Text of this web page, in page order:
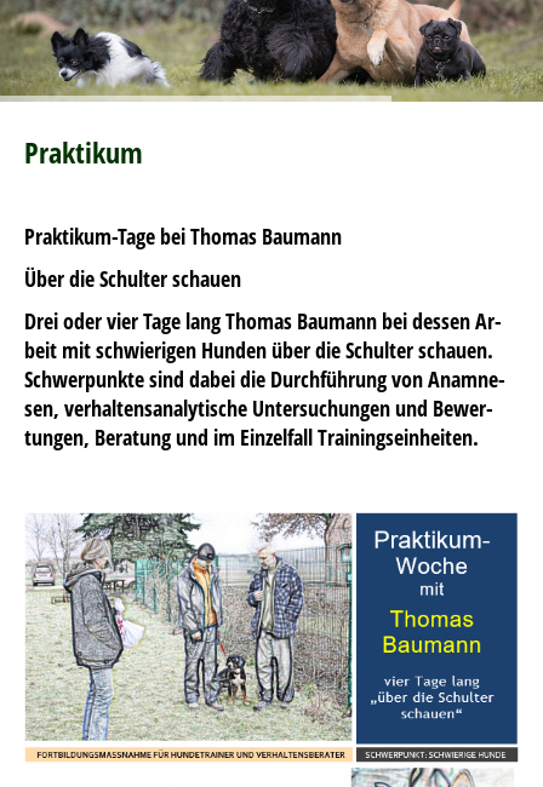
Praktikum
Praktikum-Tage bei Thomas Baumann
Über die Schulter schauen
Drei oder vier Ta­ge lang Tho­mas Bau­mann bei des­sen Ar­
beit mit schwie­ri­gen Hun­den über die Schul­ter schau­en.
Schwer­punk­te sind da­bei die Durch­füh­rung von Ana­mne­
sen, ver­hal­tens­ana­ly­ti­sche Un­ter­su­chun­gen und Be­wer­
tun­gen, Be­ra­tung und im Ein­zel­fall Trai­nings­ein­hei­ten.